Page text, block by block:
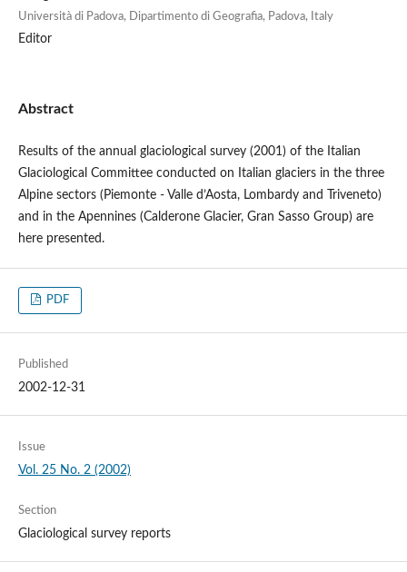
Università di Padova, Dipartimento di Geografia, Padova, Italy
Editor
Abstract
Results of the annual glaciological survey (2001) of the Italian
Glaciological Committee conducted on Italian glaciers in the three
Alpine sectors (Piemonte - Valle d’Aosta, Lombardy and Triveneto)
and in the Apennines (Calderone Glacier, Gran Sasso Group) are
here presented.
PDF
Published
2002-12-31
Issue
Vol. 25 No. 2 (2002)
Section
Glaciological survey reports